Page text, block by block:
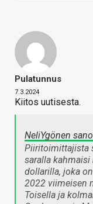
Pulatunnus
7.3.2024
Kiitos uutisesta.
NeliYgönen
Piiritoimittajista
saralla
dollarilla, joka
2022 viimeisen
Toisella ja